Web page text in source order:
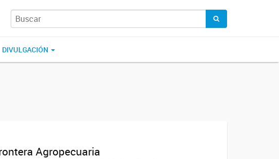
DIVULGACIÓN
Agropecuaria